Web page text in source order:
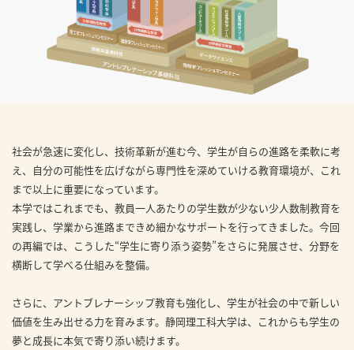
見学会WEB手引書
校内オンラインガイダンス
アンケートフォーム（学校用）
社会が急速に変化し、技術革新が進む今、学生が自らの進路を柔軟に考
え、自分の可能性を広げながら専門性を深めていける教育環境が、これ
まで以上に重要になっています。
本学ではこれまでも、教員一人あたりの学生数が少ない少人数制教育を
実践し、学業から進路まできめ細かなサポートを行ってきました。今回
の再編では、こうした“学生に寄り添う姿勢”をさらに発展させ、分野を
横断して学べる仕組みを整備。
さらに、アントブレナーシップ教育も強化し、学生が社会の中で新しい
価値を生み出せる力を育みます。静岡理工科大学は、これからも学生の
夢と成長に本気で寄り添い続けます。